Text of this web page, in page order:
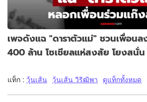
เพจดังแฉ "ดาราตัวแม่" ชวนเพื่อนล
400 ล้าน โซเชียลแห่สงสัย โยงสนั่น
แท็ก : วุ้นเส้น วุ้นเส้น วิริฒิพา ดูแท็กทั้งหมด